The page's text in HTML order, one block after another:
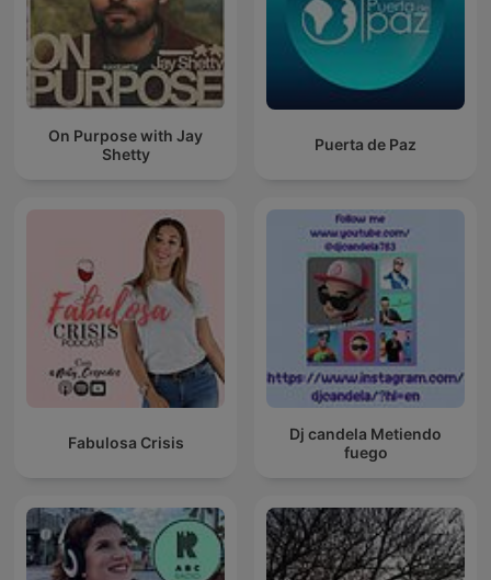
On Purpose with Jay
Shetty
Puerta de Paz
Fabulosa Crisis
Dj candela Metiendo
fuego